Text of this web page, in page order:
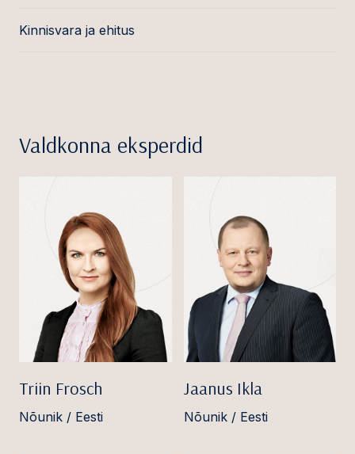
Kinnisvara ja ehitus
Valdkonna eksperdid
Triin Frosch
Nõunik / Eesti
Jaanus Ikla
Nõunik / Eesti